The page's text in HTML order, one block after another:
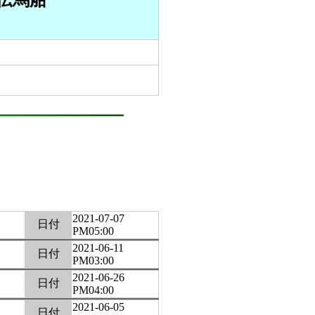
日付
2021-07-07
PM05:00
日付
2021-06-11
PM03:00
日付
2021-06-26
PM04:00
日付
2021-06-05